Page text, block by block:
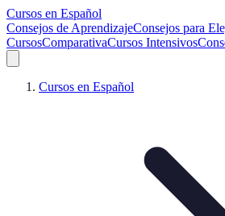
Cursos en Español
Consejos de AprendizajeConsejos para
CursosComparativaCursos Intensivos
Cursos en Español